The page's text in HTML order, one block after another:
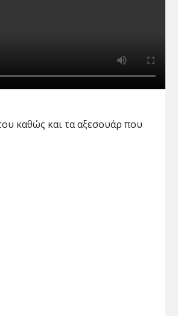
καθώς και τα αξεσουάρ που